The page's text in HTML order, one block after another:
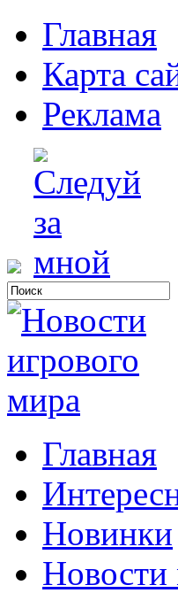
Главная
Карта
Реклама
Главная
Новинки
Новости